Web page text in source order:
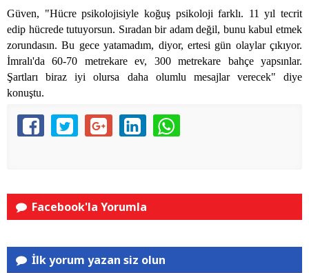
Güven, "Hücre psikolojisiyle koğuş psikoloji farklı. 11 yıl tecrit
edip hücrede tutuyorsun. Sıradan bir adam değil, bunu kabul etmek
zorundasın. Bu gece yatamadım, diyor, ertesi gün olaylar çıkıyor.
İmralı'da 60-70 metrekare ev, 300 metrekare bahçe yapsınlar.
Şartları biraz iyi olursa daha olumlu mesajlar verecek" diye
konuştu.
Facebook'la Yorumla
İlk yorum yazan siz olun